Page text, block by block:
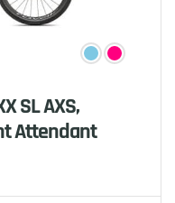
Attendant